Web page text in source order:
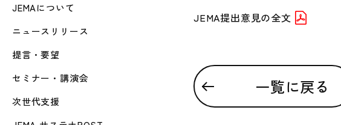
JEMAについて
ニュースリリース
提言・要望
セミナー・講演会
次世代支援
JEMA提出意見の全文
一覧に戻る